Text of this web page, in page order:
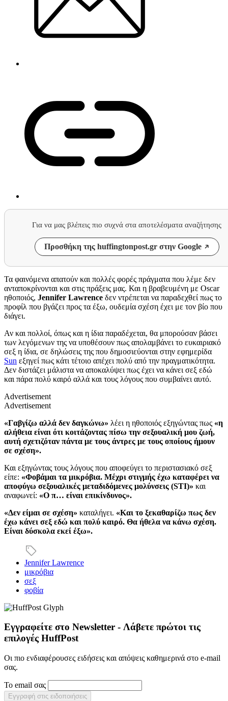
Για να μας βλέπεις πιο συχνά στα αποτελέσματα αναζήτησης
Προσθήκη της huffingtonpost.gr στην Google
Τα φαινόμενα απατούν και πολλές φορές πράγματα που λέμε δεν
ανταποκρίνονται και στις πράξεις μας. Και η βραβευμένη με Oscar
ηθοποιός, Jennifer Lawrence δεν ντρέπεται να παραδεχθεί πως το
προφίλ που βγάζει προς τα έξω, ουδεμία σχέση έχει με τον βίο που
διάγει.
Αν και πολλοί, όπως και η ίδια παραδέχεται, θα μπορούσαν βάσει
των λεγόμενων της να υποθέσουν πως απολαμβάνει το ευκαιριακό
σεξ η ίδια, σε δηλώσεις της που δημοσιεύονται στην εφημερίδα
Sun εξηγεί πως κάτι τέτοιο απέχει πολύ από την πραγματικότητα.
Δεν διστάζει μάλιστα να αποκαλύψει πως έχει να κάνει σεξ εδώ
και πάρα πολύ καιρό αλλά και τους λόγους που συμβαίνει αυτό.
Advertisement
Advertisement
«Γαβγίζω αλλά δεν δαγκώνω» λέει η ηθοποιός εξηγώντας πως «η
αλήθεια είναι ότι κοιτάζοντας πίσω την σεξουαλική μου ζωή,
αυτή σχετιζόταν πάντα με τους άντρες με τους οποίους ήμουν
σε σχέση».
Και εξηγώντας τους λόγους που αποφεύγει το περιστασιακό σεξ
είπε: «Φοβάμαι τα μικρόβια. Μέχρι στιγμής έχω καταφέρει να
αποφύγω σεξουαλικές μεταδιδόμενες μολύνσεις (STI)» και
αναφωνεί: «Ο π… είναι επικίνδυνος».
«Δεν είμαι σε σχέση» καταλήγει. «Και το ξεκαθαρίζω πως δεν
έχω κάνει σεξ εδώ και πολύ καιρό. Θα ήθελα να κάνω σχέση.
Είναι δύσκολα εκεί έξω».
Jennifer Lawrence
μικρόβια
σεξ
φοβία
Εγγραφείτε στο Newsletter - Λάβετε πρώτοι τις
επιλογές HuffPost
Οι πιο ενδιαφέρουσες ειδήσεις και απόψεις καθημερινά στο e-mail
σας.
Το email σας
Εγγραφή στις ειδοποιήσεις